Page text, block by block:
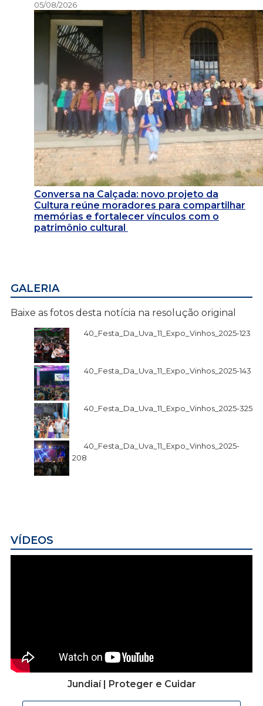
05/08/2026
Conversa na Calçada: novo projeto da
Cultura reúne moradores para compartilhar
memórias e fortalecer vínculos com o
patrimônio cultural
GALERIA
Baixe as fotos desta notícia na resolução original
40_Festa_Da_Uva_11_Expo_Vinhos_2025-123
40_Festa_Da_Uva_11_Expo_Vinhos_2025-143
40_Festa_Da_Uva_11_Expo_Vinhos_2025-325
40_Festa_Da_Uva_11_Expo_Vinhos_2025-
208
VÍDEOS
Jundiaí | Proteger e Cuidar